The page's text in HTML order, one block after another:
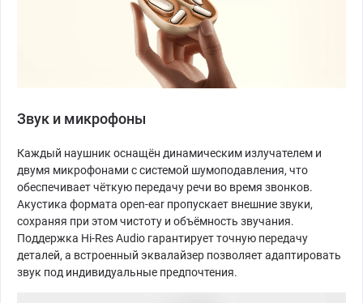
Звук и микрофоны
Каждый наушник оснащён динамическим излучателем и
двумя микрофонами с системой шумоподавления, что
обеспечивает чёткую передачу речи во время звонков.
Акустика формата open-ear пропускает внешние звуки,
сохраняя при этом чистоту и объёмность звучания.
Поддержка Hi-Res Audio гарантирует точную передачу
деталей, а встроенный эквалайзер позволяет адаптировать
звук под индивидуальные предпочтения.